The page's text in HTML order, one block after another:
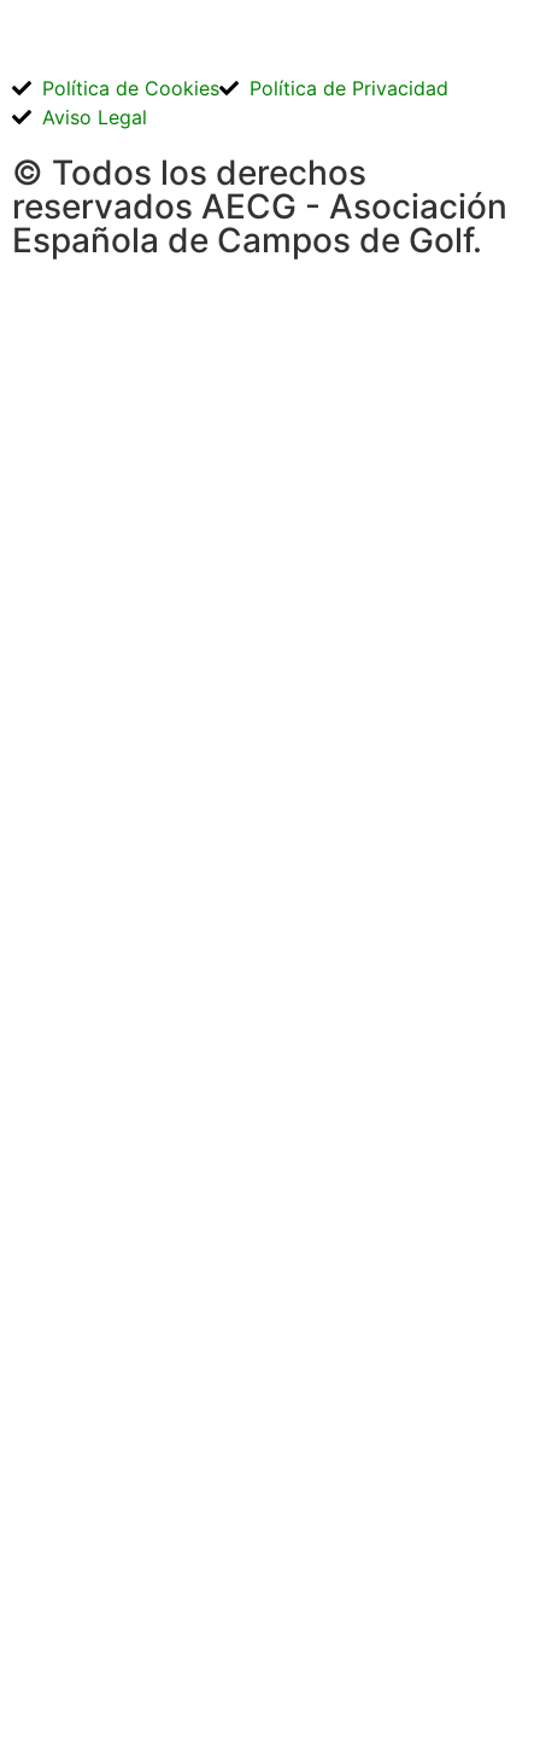
© Todos los derechos
reservados AECG - Asociación
Española de Campos de Golf.
Política de Cookies
Política de Privacidad
Aviso Legal